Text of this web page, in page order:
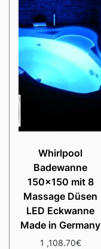
Whirlpool
Badewanne
150×150 mit 8
Massage Düsen
LED Eckwanne
Made in Germany
1 ,108.70€